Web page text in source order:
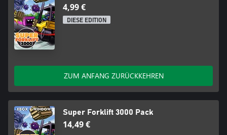
4,99 €
DIESE EDITION
ZUM ANFANG ZURÜCKKEHREN
Super Forklift 3000 Pack
14,49 €